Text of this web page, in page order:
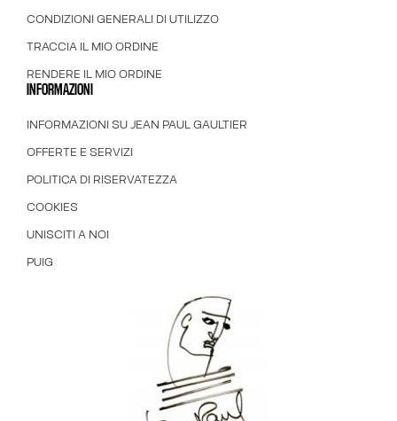
CONDIZIONI GENERALI DI UTILIZZO
TRACCIA IL MIO ORDINE
RENDERE IL MIO ORDINE
INFORMAZIONI
INFORMAZIONI SU JEAN PAUL GAULTIER
OFFERTE E SERVIZI
POLITICA DI RISERVATEZZA
COOKIES
UNISCITI A NOI
PUIG